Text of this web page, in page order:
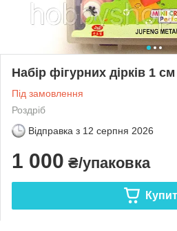
Набір фігурних дірків 1
Під замовлення
Роздріб
Відправка з 12 серпня 2026
1 000 ₴/упаковка